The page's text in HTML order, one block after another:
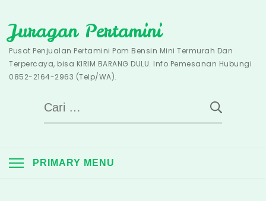
to
content
Juragan Pertamini
Pusat Penjualan Pertamini Pom Bensin Mini Termurah Dan
Terpercaya, bisa KIRIM BARANG DULU. Info Pemesanan Hubungi
0852-2164-2963 (Telp/WA).
Cari
untuk:
PRIMARY MENU